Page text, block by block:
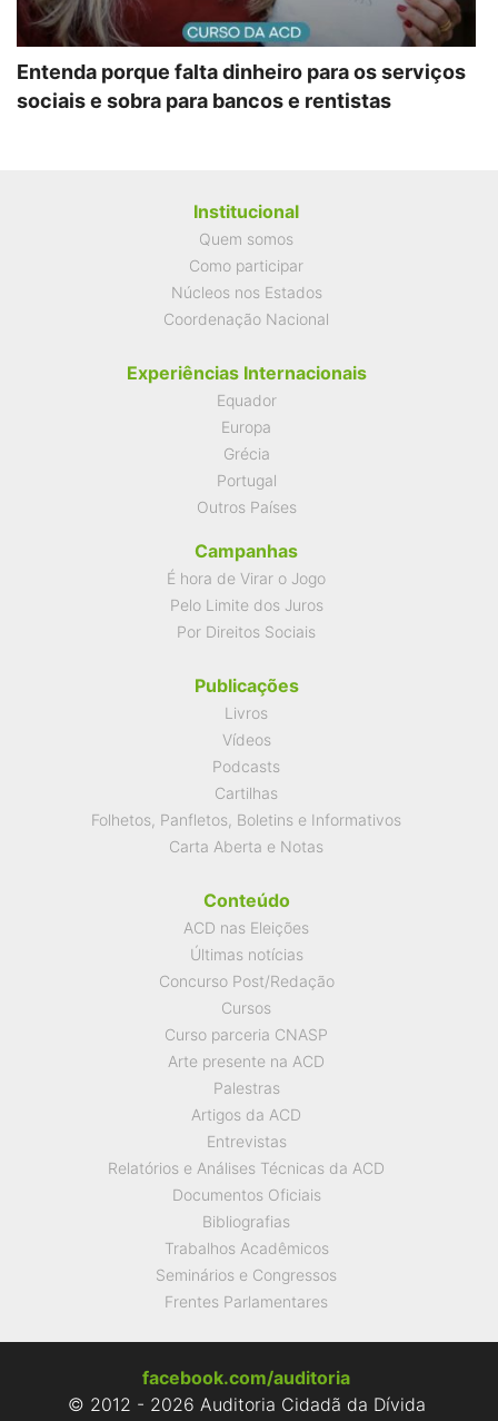
Entenda porque falta dinheiro para os serviços
sociais e sobra para bancos e rentistas
Institucional
Quem somos
Como participar
Núcleos nos Estados
Coordenação Nacional
Experiências Internacionais
Equador
Europa
Grécia
Portugal
Outros Países
Campanhas
É hora de Virar o Jogo
Pelo Limite dos Juros
Por Direitos Sociais
Publicações
Livros
Vídeos
Podcasts
Cartilhas
Folhetos, Panfletos, Boletins e Informativos
Carta Aberta e Notas
Conteúdo
ACD nas Eleições
Últimas notícias
Concurso Post/Redação
Cursos
Curso parceria CNASP
Arte presente na ACD
Palestras
Artigos da ACD
Entrevistas
Relatórios e Análises Técnicas da ACD
Documentos Oficiais
Bibliografias
Trabalhos Acadêmicos
Seminários e Congressos
Frentes Parlamentares
facebook.com/auditoria
© 2012 - 2026 Auditoria Cidadã da Dívida